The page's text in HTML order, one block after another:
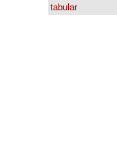
tabular